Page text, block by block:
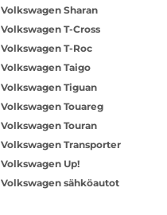
Volkswagen Sharan
Volkswagen T-Cross
Volkswagen T-Roc
Volkswagen Taigo
Volkswagen Tiguan
Volkswagen Touareg
Volkswagen Touran
Volkswagen Transporter
Volkswagen Up!
Volkswagen sähköautot